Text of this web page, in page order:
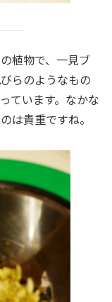
植物で、一見ブ
らのようなもの
ています。なかな
は貴重ですね。